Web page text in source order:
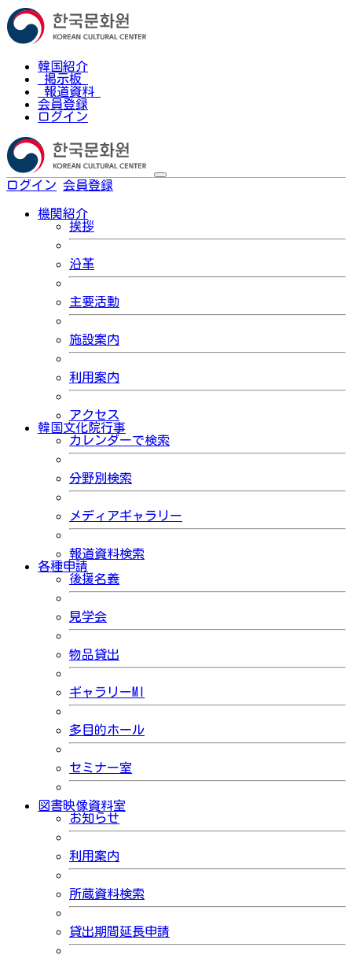
韓国紹介
掲示板
報道資料
会員登録
ログイン
ログイン 会員登録
機関紹介
挨拶
沿革
主要活動
施設案内
利用案内
アクセス
韓国文化院行事
カレンダーで検索
分野別検索
メディアギャラリー
報道資料検索
各種申請
後援名義
見学会
物品貸出
ギャラリーMI
多目的ホール
セミナー室
図書映像資料室
お知らせ
利用案内
所蔵資料検索
貸出期間延長申請